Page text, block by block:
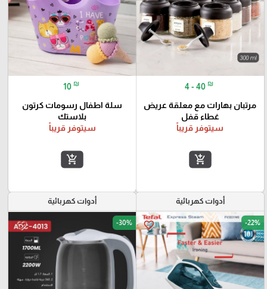
4 - 40 ₪
مرتبان بهارات مع معلقة عريض
غطاء قفل
سيتوفر قريباً
add_shopping_cart
10 ₪
سلة اطفال رسومات كرتون
بلاستك
سيتوفر قريباً
add_shopping_cart
أدوات كهربائية
favorite_border -22%
أدوات كهربائية
favorite_border -30%